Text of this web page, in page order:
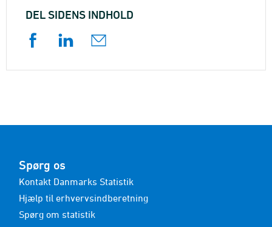
DEL SIDENS INDHOLD
Spørg os
Kontakt Danmarks Statistik
Hjælp til erhvervsindberetning
Spørg om statistik